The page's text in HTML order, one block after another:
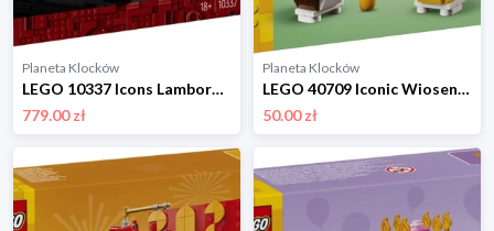
Planeta Klocków
LEGO 10337 Icons Lamborghini Countach 5000 Quattrovalvole Lego
779.00 zł
Planeta Klocków
LEGO 40709 Iconic Wiosenny plac zabaw dla zwierzątek Lego
50.00 zł